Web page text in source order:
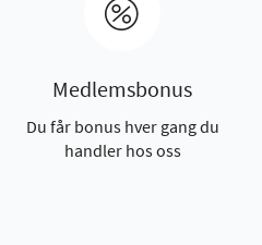
Medlemsbonus
Du får bonus hver gang du
handler hos oss